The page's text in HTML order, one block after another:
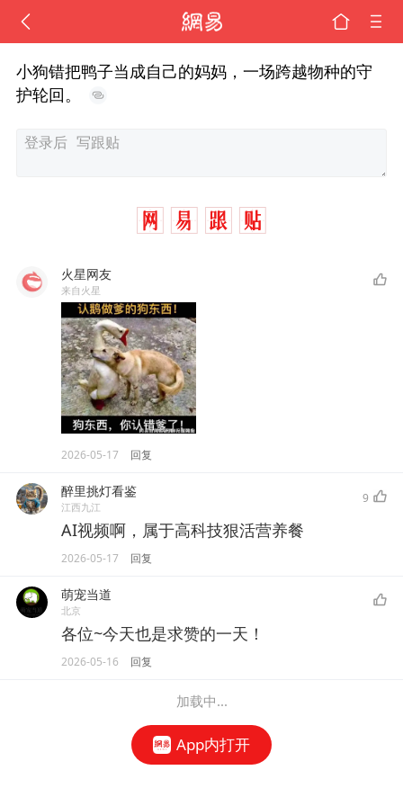
小狗错把鸭子当成自己的妈妈，一场跨越物种的守
护轮回。
火星网友
来自火星
2026-05-17 回复
醉里挑灯看鉴
江西九江
9
AI视频啊，属于高科技狠活营养餐
2026-05-17 回复
萌宠当道
北京
各位~今天也是求赞的一天！
2026-05-16 回复
加载中...
App内打开